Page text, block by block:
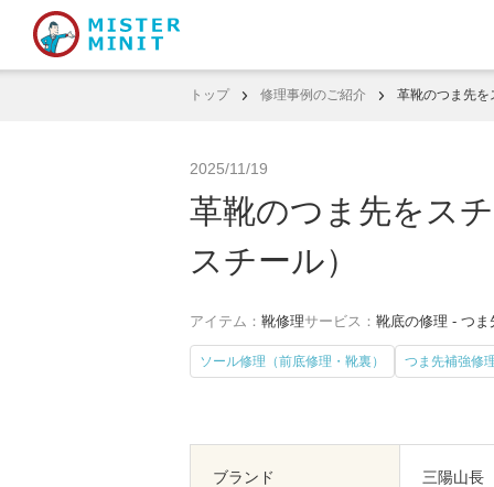
トップ 修理事例のご紹介 革靴のつま先を
2025/11/19
革靴のつま先をス
スチール）
アイテム： 靴修理サービス： 靴底の修理 - つま
ソール修理（前底修理・靴裏） つま先補強修
ブランド 三陽山長